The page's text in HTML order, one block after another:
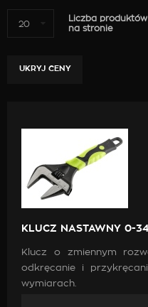
20
Liczba produktów
na stronie
UKRYJ CENY
KLUCZ NASTAWNY 0-
Klucz o zmiennym
odkręcanie i
wymiarach.